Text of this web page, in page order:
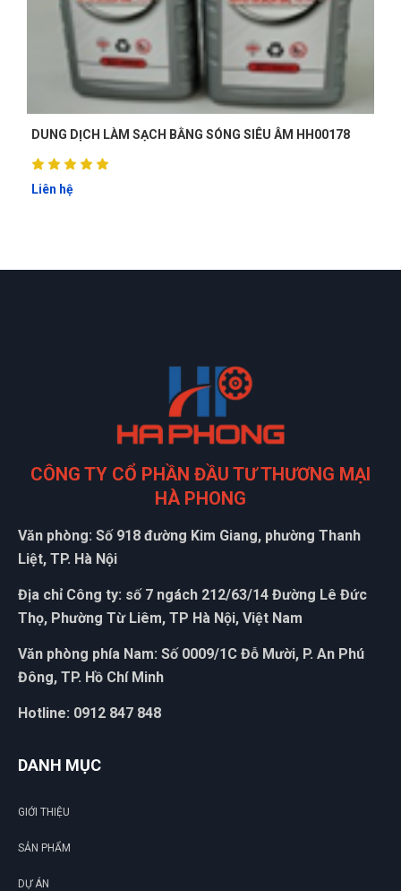
Sản phẩm dùng được, phù hợp với giá tiền.
Minh Tân
(Đánh giá 1 năm trước)
Nhân viên xinh gái, thái độ nhiệt tình, mua càng nhiều giảm
càng nhiều
BỘ PHỤ KIỆN MỞ RỘNG CHO MÁY BẮN CHẤU HH00242
Liên hệ
CÔNG TY CỔ PHẦN ĐẦU TƯ THƯƠNG MẠI
HÀ PHONG
Văn phòng: Số 918 đường Kim Giang, phường Thanh
Liệt, TP. Hà Nội
Địa chỉ Công ty: số 7 ngách 212/63/14 Đường Lê Đức
Thọ, Phường Từ Liêm, TP Hà Nội, Việt Nam
Văn phòng phía Nam: Số 0009/1C Đỗ Mười, P. An Phú
Đông, TP. Hồ Chí Minh
Hotline: 0912 847 848
DANH MỤC
GIỚI THIỆU
SẢN PHẨM
DỰ ÁN